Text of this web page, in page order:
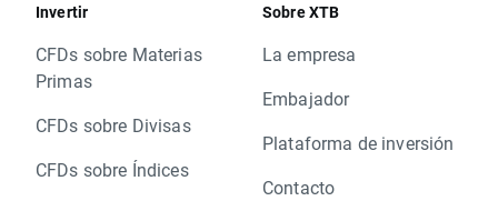
Invertir
CFDs sobre Materias
Primas
CFDs sobre Divisas
CFDs sobre Índices
Sobre XTB
La empresa
Embajador
Plataforma de inversión
Contacto